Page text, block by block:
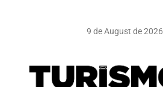
9 de August de 2026